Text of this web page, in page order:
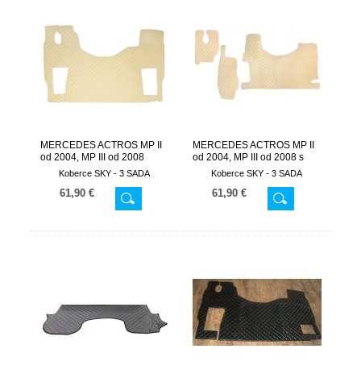
MERCEDES ACTROS MP II
od 2004, MP III od 2008
odpružené sedadlo
Koberce SKY - 3 SADA
61,90 €
MERCEDES ACTROS MP II
od 2004, MP III od 2008 s
tunelom motora
Koberce SKY - 3 SADA
61,90 €